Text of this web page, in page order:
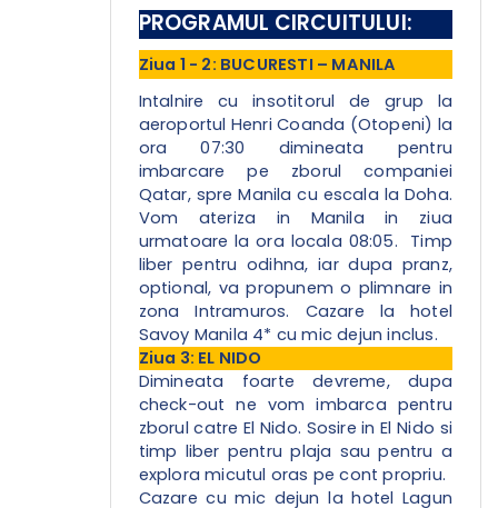
PROGRAMUL CIRCUITULUI:
Ziua 1 - 2: BUCURESTI – MANILA
Intalnire cu insotitorul de grup la
aeroportul Henri Coanda (Otopeni) la
ora 07:30 dimineata pentru
imbarcare pe zborul companiei
Qatar, spre Manila cu escala la Doha.
Vom ateriza in Manila in ziua
urmatoare la ora locala 08:05. Timp
liber pentru odihna, iar dupa pranz,
optional, va propunem o plimnare in
zona Intramuros. Cazare la hotel
Savoy Manila 4* cu mic dejun inclus.
Ziua 3: EL NIDO
Dimineata foarte devreme, dupa
check-out ne vom imbarca pentru
zborul catre El Nido. Sosire in El Nido si
timp liber pentru plaja sau pentru a
explora micutul oras pe cont propriu.
Cazare cu mic dejun la hotel Lagun